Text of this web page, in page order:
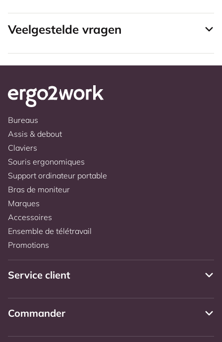
Veelgestelde vragen
Bureaus
Assis & debout
Claviers
Souris ergonomiques
Support ordinateur portable
Bras de moniteur
Marques
Accessoires
Ensemble de télétravail
Promotions
Service client
Commander